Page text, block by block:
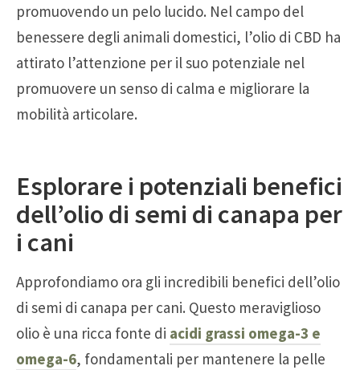
promuovendo un pelo lucido. Nel campo del
benessere degli animali domestici, l’olio di CBD ha
attirato l’attenzione per il suo potenziale nel
promuovere un senso di calma e migliorare la
mobilità articolare.
Esplorare i potenziali benefici
dell’olio di semi di canapa per
i cani
Approfondiamo ora gli incredibili benefici dell’olio
di semi di canapa per cani. Questo meraviglioso
olio è una ricca fonte di acidi grassi omega-3 e
omega-6, fondamentali per mantenere la pelle